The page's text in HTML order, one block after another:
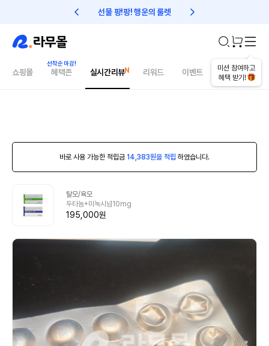
선물 팡!팡! 행운의 룰렛 친구초대 1만원 리워드!
미션 참여하고
혜택 받기!
쇼핑몰 혜택존 실시간리뷰 리워드 이벤트 건강매거진
바로 사용 가능한 적립금 14,383원을 적립 하였습니다.
탈모/육모
두타놈+미녹시넘10mg
195,000원